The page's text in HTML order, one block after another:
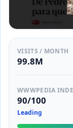
VISITS / MONTH
99.8M
WWWPEDIA
90/100
Leading